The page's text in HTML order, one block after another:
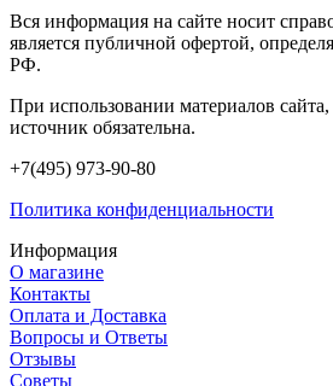
Вся информация на сайте носит
является публичной офертой,
РФ.
При использовании материалов
источник обязательна.
+7(495) 973-90-80
Политика конфиденциальности
Информация
О магазине
Контакты
Оплата и Доставка
Вопросы и Ответы
Отзывы
Советы